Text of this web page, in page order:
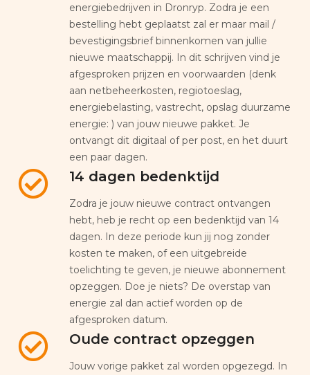
energiebedrijven in Dronryp. Zodra je een
bestelling hebt geplaatst zal er maar mail /
bevestigingsbrief binnenkomen van jullie
nieuwe maatschappij. In dit schrijven vind je
afgesproken prijzen en voorwaarden (denk
aan netbeheerkosten, regiotoeslag,
energiebelasting, vastrecht, opslag duurzame
energie: ) van jouw nieuwe pakket. Je
ontvangt dit digitaal of per post, en het duurt
een paar dagen.
14 dagen bedenktijd
Zodra je jouw nieuwe contract ontvangen
hebt, heb je recht op een bedenktijd van 14
dagen. In deze periode kun jij nog zonder
kosten te maken, of een uitgebreide
toelichting te geven, je nieuwe abonnement
opzeggen. Doe je niets? De overstap van
energie zal dan actief worden op de
afgesproken datum.
Oude contract opzeggen
Jouw vorige pakket zal worden opgezegd. In